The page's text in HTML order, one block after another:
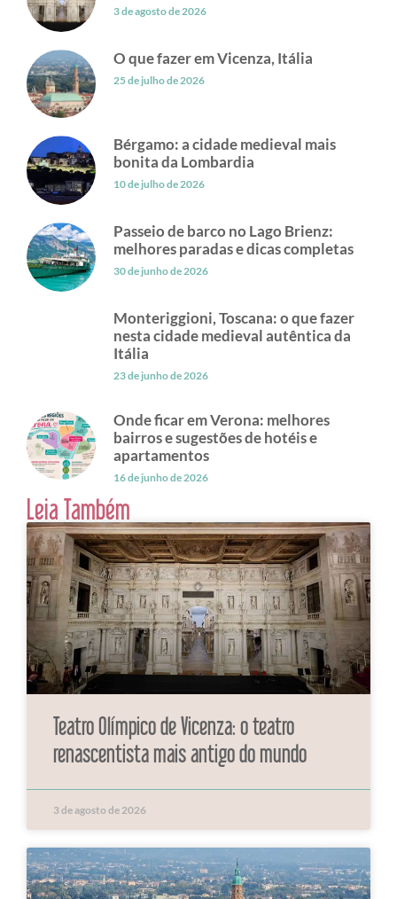
3 de agosto de 2026
O que fazer em Vicenza, Itália
25 de julho de 2026
Bérgamo: a cidade medieval mais
bonita da Lombardia
10 de julho de 2026
Passeio de barco no Lago Brienz:
melhores paradas e dicas completas
30 de junho de 2026
Monteriggioni, Toscana: o que fazer
nesta cidade medieval autêntica da
Itália
23 de junho de 2026
Onde ficar em Verona: melhores
bairros e sugestões de hotéis e
apartamentos
16 de junho de 2026
Leia Também
Teatro Olímpico de Vicenza: o teatro
renascentista mais antigo do mundo
3 de agosto de 2026